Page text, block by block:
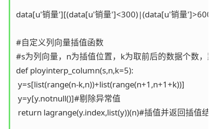
data[u'销量'][(data[u'销量']<300)|(data[u'销量
#自定义列向量插值函数
#s为列向量，n为插值位置，k为取前后的数据个数，
def ployinterp_column(s,n,k=5):
y=s[list(range(n-k,n))+list(range(n+1,n+1+k))]
y=y[y.notnull()]#剔除异常值
return lagrange(y.index,list(y))(n)#插值并返回插值结